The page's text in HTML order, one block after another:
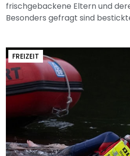
frischgebackene Eltern und
Besonders gefragt sind
FREIZEIT